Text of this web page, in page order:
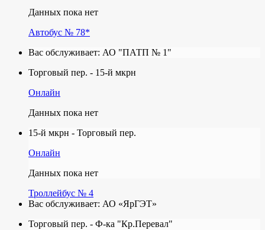
Данных пока нет
Автобус № 78*
Вас обслуживает: АО "ПАТП № 1"
Торговый пер. - 15-й мкрн
Онлайн
Данных пока нет
15-й мкрн - Торговый пер.
Онлайн
Данных пока нет
Троллейбус № 4
Вас обслуживает: АО «ЯрГЭТ»
Торговый пер. - Ф-ка "Кр.Перевал"